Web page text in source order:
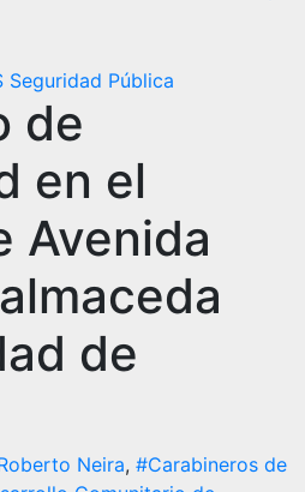
Seguridad Pública
de
en el
Avenida
de
Neira, #Carabineros de